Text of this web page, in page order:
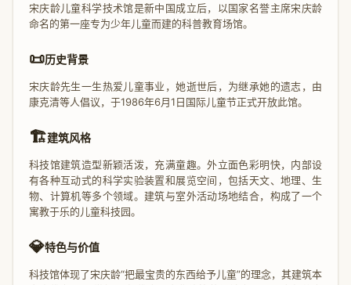
宋庆龄儿童科学技术馆是新中国成立后，以国家名誉主席宋庆龄
命名的第一座专为少年儿童而建的科普教育场馆。
📜历史背景
宋庆龄先生一生热爱儿童事业，她逝世后，为继承她的遗志，由
康克清等人倡议，于1986年6月1日国际儿童节正式开放此馆。
🏗️建筑风格
科技馆建筑造型新颖活泼，充满童趣。外立面色彩明快，内部设
有各种互动式的科学实验装置和展览空间，包括天文、地理、生
物、计算机等多个领域。建筑与室外活动场地结合，构成了一个
寓教于乐的儿童科技园。
💎特色与价值
科技馆体现了宋庆龄“把最宝贵的东西给予儿童”的理念，其建筑本